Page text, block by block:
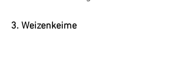
3. Weizenkeime